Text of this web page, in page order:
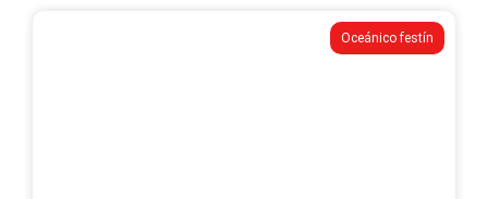
Oceánico festín